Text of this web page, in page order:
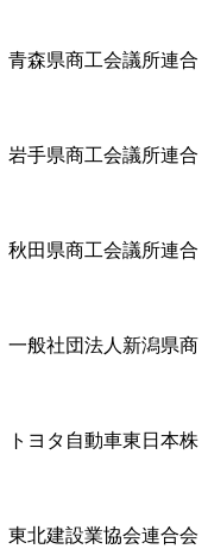
商工会議所連合
工会議所連合
工会議所連合
法人新潟県商
動車東日本株
業協会連合会